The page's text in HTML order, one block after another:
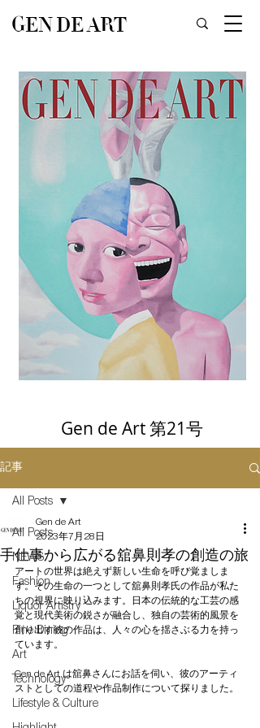
GEN DE ART
Gen de Art 第21号
記事
All Posts
NEWS
Fashion
Liquor Artistry
Fine Dining
Art
Technology
Lifestyle & Culture
All Posts
手仕事から広がる舘鼻則孝の創造の旅
Gen de Art
2023年7月28日
アートの世界は絶えず新しい生命を呼び覚ましま
す。その生命の一つとして舘鼻則孝氏の作品が私た
ちの視界に映り込みます。日本の伝統的な工芸の感
覚と現代美術の鋭さが融合し、独自の芸術的風景を
創り出す彼の作品は、人々の心を揺さぶる力を持っ
ています。
Gen de Art は舘鼻さんにお話を伺い、彼のアーティ
ストとしての道程や作品制作について探りました。